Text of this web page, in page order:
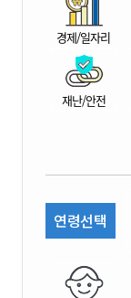
경제/일자리
재난/안전
연령선택